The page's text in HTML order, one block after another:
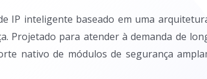
IP inteligente baseado em uma
Projetado para atender à demanda de
nativo de módulos de segurança